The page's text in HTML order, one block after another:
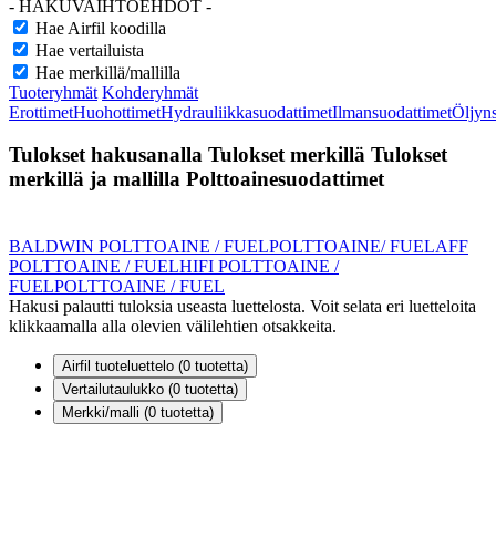
- HAKUVAIHTOEHDOT -
Hae Airfil koodilla
Hae vertailuista
Hae merkillä/mallilla
Tuoteryhmät Kohderyhmät
ErottimetHuohottimetHydrauliikkasuodattimetIlmansuodattimet
Tulokset hakusanalla Tulokset merkillä Tulokset
merkillä ja mallilla Polttoainesuodattimet
BALDWIN POLTTOAINE / FUELPOLTTOAINE/ FUELAFF
POLTTOAINE / FUELHIFI POLTTOAINE /
FUELPOLTTOAINE / FUEL
Hakusi palautti tuloksia useasta luettelosta. Voit selata eri luetteloita
klikkaamalla alla olevien välilehtien otsakkeita.
Airfil tuoteluettelo (0 tuotetta)
Vertailutaulukko (0 tuotetta)
Merkki/malli (0 tuotetta)